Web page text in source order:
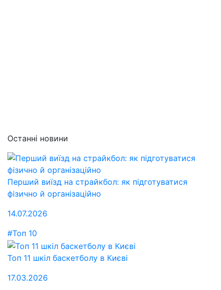
Останні новини
Перший виїзд на страйкбол: як підготуватися
фізично й організаційно
14.07.2026
#Топ 10
Топ 11 шкіл баскетболу в Києві
17.03.2026